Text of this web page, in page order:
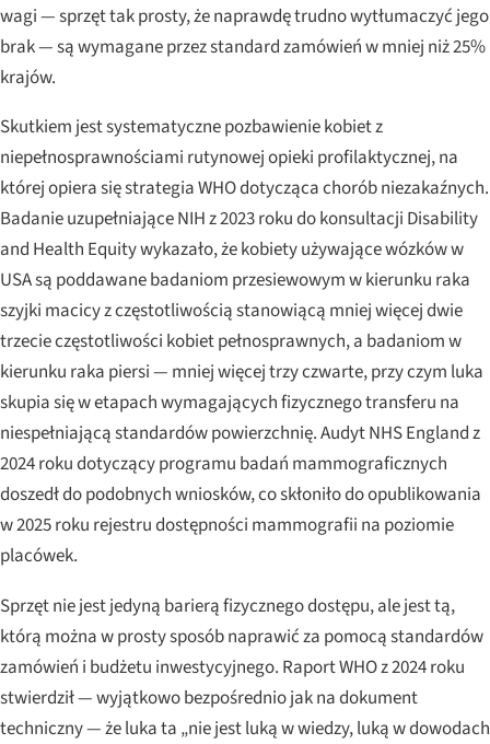
wagi — sprzęt tak prosty, że naprawdę trudno wytłumaczyć jego
brak — są wymagane przez standard zamówień w mniej niż 25%
krajów.
Skutkiem jest systematyczne pozbawienie kobiet z
niepełnosprawnościami rutynowej opieki profilaktycznej, na
której opiera się strategia WHO dotycząca chorób niezakaźnych.
Badanie uzupełniające NIH z 2023 roku do konsultacji Disability
and Health Equitywykazało, że kobiety używające wózków w
USA są poddawane badaniom przesiewowym w kierunku raka
szyjki macicy z częstotliwością stanowiącą mniej więcej dwie
trzecie częstotliwości kobiet pełnosprawnych, a badaniom w
kierunku raka piersi — mniej więcej trzy czwarte, przy czym luka
skupia się w etapach wymagających fizycznego transferu na
niespełniającą standardów powierzchnię. Audyt NHS England z
2024 roku dotyczący programu badań mammograficznych
doszedł do podobnych wniosków, co skłoniło do opublikowania
w 2025 roku rejestru dostępności mammografii na poziomie
placówek.
Sprzęt nie jest jedyną barierą fizycznego dostępu, ale jest tą,
którą można w prosty sposób naprawić za pomocą standardów
zamówień i budżetu inwestycyjnego. Raport WHO z 2024 roku
stwierdził — wyjątkowo bezpośrednio jak na dokument
techniczny — że luka ta „nie jest luką w wiedzy, luką w dowodach